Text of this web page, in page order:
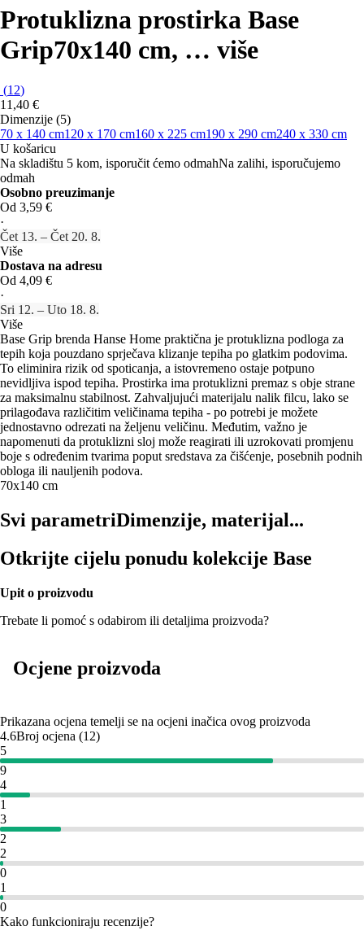
Protuklizna prostirka Base
Grip70x140 cm, … više
(12)
11,40 €
Dimenzije (5)
70 x 140 cm120 x 170 cm160 x 225 cm190 x 290 cm240 x 330 cm
U košaricu
Na skladištu 5 kom, isporučit ćemo odmahNa zalihi, isporučujemo
odmah
Osobno preuzimanje
Od 3,59 €
·
Čet 13. – Čet 20. 8.
Više
Dostava na adresu
Od 4,09 €
·
Sri 12. – Uto 18. 8.
Više
Base Grip brenda Hanse Home praktična je protuklizna podloga za
tepih koja pouzdano sprječava klizanje tepiha po glatkim podovima.
To eliminira rizik od spoticanja, a istovremeno ostaje potpuno
nevidljiva ispod tepiha. Prostirka ima protuklizni premaz s obje strane
za maksimalnu stabilnost. Zahvaljujući materijalu nalik filcu, lako se
prilagođava različitim veličinama tepiha - po potrebi je možete
jednostavno odrezati na željenu veličinu. Međutim, važno je
napomenuti da protuklizni sloj može reagirati ili uzrokovati promjenu
boje s određenim tvarima poput sredstava za čišćenje, posebnih podnih
obloga ili nauljenih podova.
70x140 cm
Svi parametriDimenzije, materijal...
Otkrijte cijelu ponudu kolekcije Base
Upit o proizvodu
Trebate li pomoć s odabirom ili detaljima proizvoda?
Ocjene proizvoda
Prikazana ocjena temelji se na ocjeni inačica ovog proizvoda
4.6Broj ocjena (12)
5
9
4
1
3
2
2
0
1
0
Kako funkcioniraju recenzije?